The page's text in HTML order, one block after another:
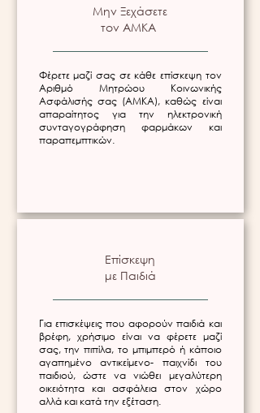
Μην Ξεχάσετε
τον ΑΜΚΑ
Φέρετε μαζί σας σε κάθε επίσκεψη τον
Αριθμό Μητρώου Κοινωνικής
Ασφάλισής σας (ΑΜΚΑ), καθώς είναι
απαραίτητος για την ηλεκτρονική
συνταγογράφηση φαρμάκων και
παραπεμπτικών.
Επίσκεψη
με Παιδιά
Για επισκέψεις που αφορούν παιδιά και
βρέφη, χρήσιμο είναι να φέρετε μαζί
σας, την πιπίλα, το μπιμπερό ή κάποιο
αγαπημένο αντικείμενο- παιχνίδι του
παιδιού, ώστε να νιώθει μεγαλύτερη
οικειότητα και ασφάλεια στον χώρο
αλλά και κατά την εξέταση.